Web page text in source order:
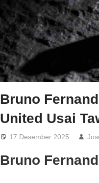
Bruno
United Usai
17 Desember 2025
Bruno